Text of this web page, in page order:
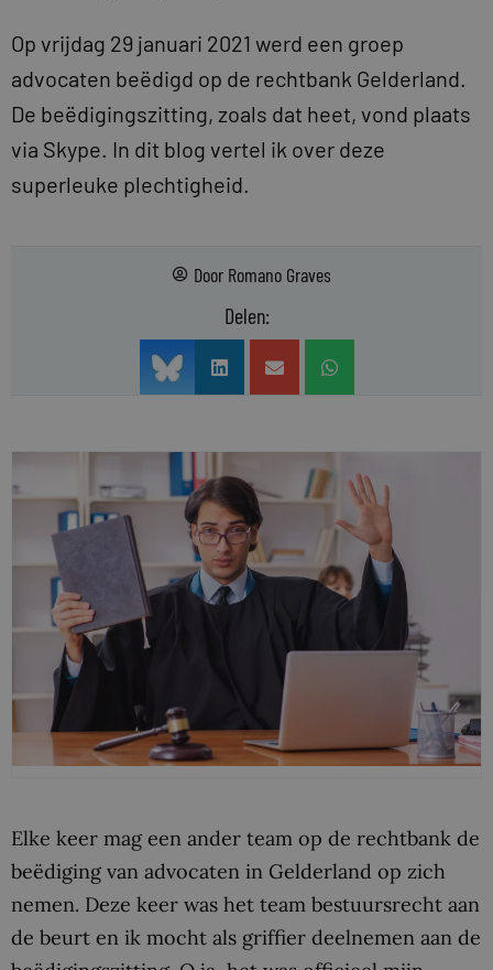
Op vrijdag 29 januari 2021 werd een groep
advocaten beëdigd op de rechtbank Gelderland.
De beëdigingszitting, zoals dat heet, vond plaats
via Skype. In dit blog vertel ik over deze
superleuke plechtigheid.
Door Romano Graves
Delen:
Elke keer mag een ander team op de rechtbank de
beëdiging van advocaten in Gelderland op zich
nemen. Deze keer was het team bestuursrecht aan
de beurt en ik mocht als griffier deelnemen aan de